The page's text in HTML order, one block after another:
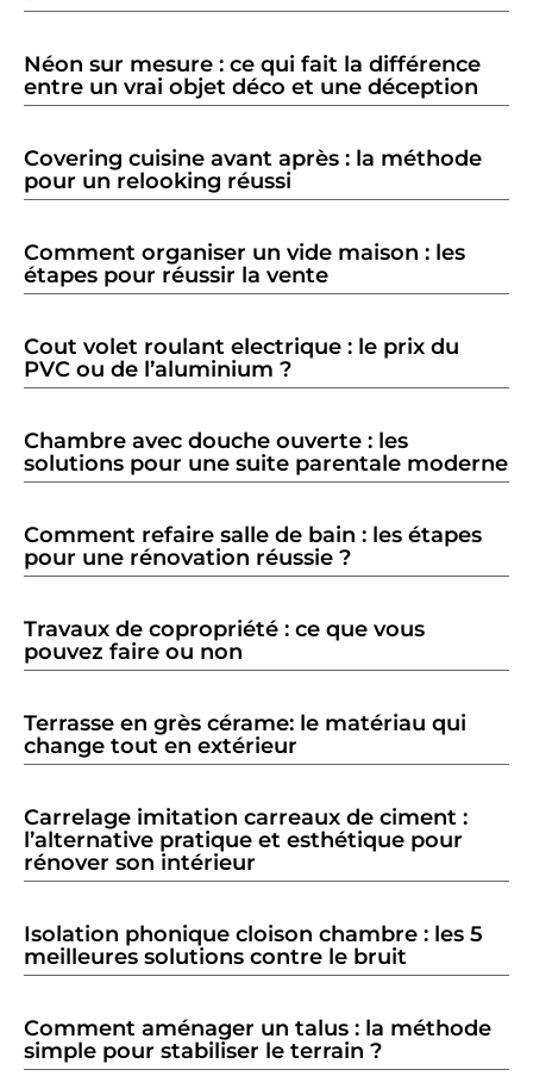
Néon sur mesure : ce qui fait la différence
entre un vrai objet déco et une déception
Covering cuisine avant après : la méthode
pour un relooking réussi
Comment organiser un vide maison : les
étapes pour réussir la vente
Cout volet roulant electrique : le prix du
PVC ou de l’aluminium ?
Chambre avec douche ouverte : les
solutions pour une suite parentale moderne
Comment refaire salle de bain : les étapes
pour une rénovation réussie ?
Travaux de copropriété : ce que vous
pouvez faire ou non
Terrasse en grès cérame: le matériau qui
change tout en extérieur
Carrelage imitation carreaux de ciment :
l’alternative pratique et esthétique pour
rénover son intérieur
Isolation phonique cloison chambre : les 5
meilleures solutions contre le bruit
Comment aménager un talus : la méthode
simple pour stabiliser le terrain ?